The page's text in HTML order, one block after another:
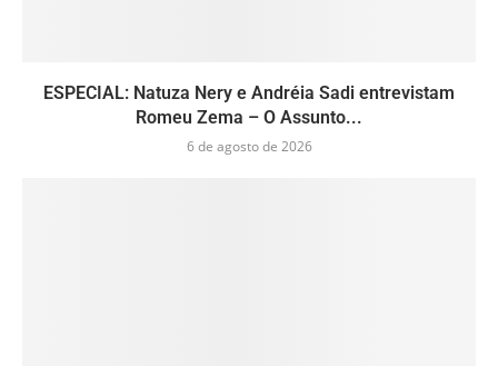
ESPECIAL: Natuza Nery e Andréia Sadi entrevistam
Romeu Zema – O Assunto...
6 de agosto de 2026